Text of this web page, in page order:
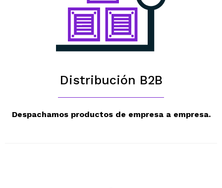
Distribución B2B
Despachamos productos de empresa a empresa.